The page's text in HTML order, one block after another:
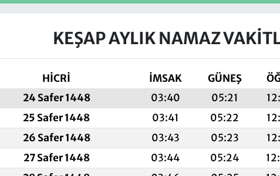
KEŞAP AYLIK NAMAZ
HİCRİ İMSAK GÜNEŞ
24 Safer 1448 03:40 05:21
25 Safer 1448 03:41 05:22
26 Safer 1448 03:43 05:23
27 Safer 1448 03:44 05:24